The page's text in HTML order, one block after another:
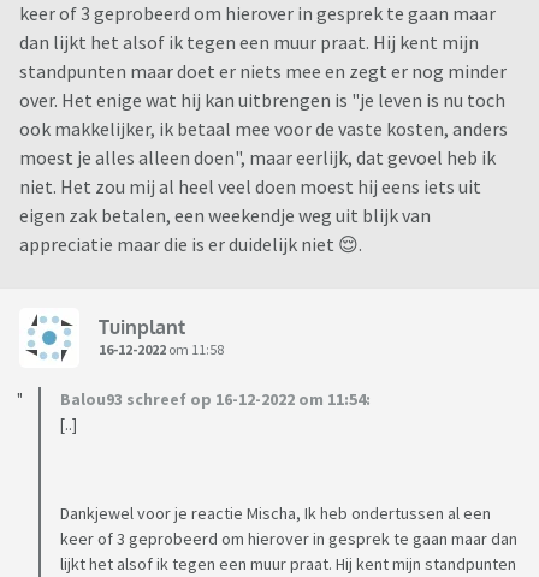
keer of 3 geprobeerd om hierover in gesprek te gaan maar
dan lijkt het alsof ik tegen een muur praat. Hij kent mijn
standpunten maar doet er niets mee en zegt er nog minder
over. Het enige wat hij kan uitbrengen is "je leven is nu toch
ook makkelijker, ik betaal mee voor de vaste kosten, anders
moest je alles alleen doen", maar eerlijk, dat gevoel heb ik
niet. Het zou mij al heel veel doen moest hij eens iets uit
eigen zak betalen, een weekendje weg uit blijk van
appreciatie maar die is er duidelijk niet 😌.
Tuinplant
16-12-2022 om 11:58
Balou93 schreef op 16-12-2022 om 11:54:
[..]
Dankjewel voor je reactie Mischa, Ik heb ondertussen al een
keer of 3 geprobeerd om hierover in gesprek te gaan maar dan
lijkt het alsof ik tegen een muur praat. Hij kent mijn standpunten